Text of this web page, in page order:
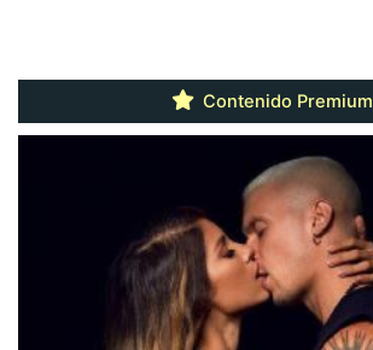
Contenido Premium